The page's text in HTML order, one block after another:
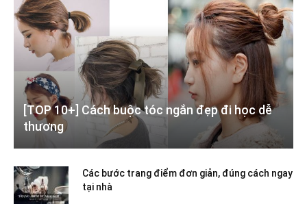
[TOP 10+] Cách buộc tóc ngắn đẹp đi học dễ
thương
Các bước trang điểm đơn giản, đúng cách ngay
tại nhà